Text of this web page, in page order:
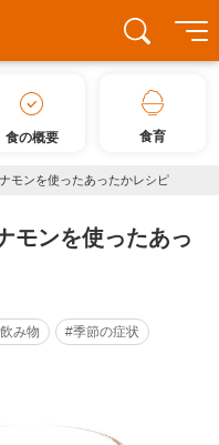
食の概要 食育
モンを使ったあったかレシピ
モンを使ったあっ
み物
#季節の症状